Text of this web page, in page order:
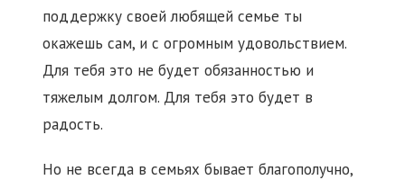
поддержку своей любящей семье ты
окажешь сам, и с огромным удовольствием.
Для тебя это не будет обязанностью и
тяжелым долгом. Для тебя это будет в
радость.
Но не всегда в семьях бывает благополучно,